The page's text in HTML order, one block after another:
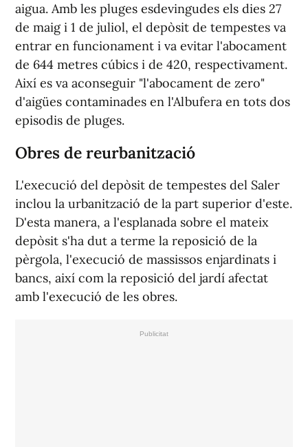
aigua. Amb les pluges esdevingudes els dies 27
de maig i 1 de juliol, el depòsit de tempestes va
entrar en funcionament i va evitar l'abocament
de 644 metres cúbics i de 420, respectivament.
Així es va aconseguir "l'abocament de zero"
d'aigües contaminades en l'Albufera en tots dos
episodis de pluges.
Obres de reurbanització
L'execució del depòsit de tempestes del Saler
inclou la urbanització de la part superior d'este.
D'esta manera, a l'esplanada sobre el mateix
depòsit s'ha dut a terme la reposició de la
pèrgola, l'execució de massissos enjardinats i
bancs, així com la reposició del jardí afectat
amb l'execució de les obres.